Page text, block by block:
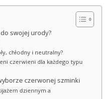
swojej urody?
chłodny i neutralny?
czerwieni dla każdego typu
czerwonej szminki
dziennym a